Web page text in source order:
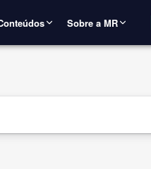
Sobre a MR